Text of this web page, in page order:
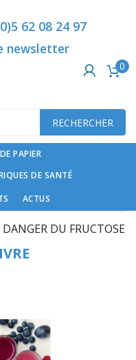
62 08 24 97
newsletter
0
RECHERCHER
PAPIER
DE SANTÉ
ACTUS
DANGER DU FRUCTOSE